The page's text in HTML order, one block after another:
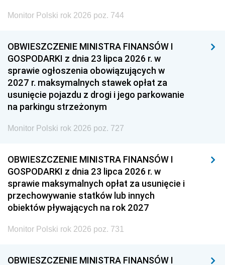
Monitor Polski rok 2026 poz. 744
OBWIESZCZENIE MINISTRA FINANSÓW I
GOSPODARKI z dnia 23 lipca 2026 r. w
sprawie ogłoszenia obowiązujących w
2027 r. maksymalnych stawek opłat za
usunięcie pojazdu z drogi i jego parkowanie
na parkingu strzeżonym
Monitor Polski rok 2026 poz. 727
OBWIESZCZENIE MINISTRA FINANSÓW I
GOSPODARKI z dnia 23 lipca 2026 r. w
sprawie maksymalnych opłat za usunięcie i
przechowywanie statków lub innych
obiektów pływających na rok 2027
Monitor Polski rok 2026 poz. 731
OBWIESZCZENIE MINISTRA FINANSÓW I